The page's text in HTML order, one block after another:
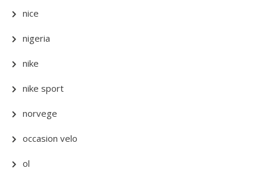
nice
nigeria
nike
nike sport
norvege
occasion velo
ol